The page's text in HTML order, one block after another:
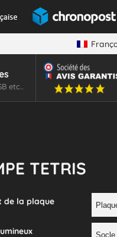
etc..
TETRIS
de la plaque